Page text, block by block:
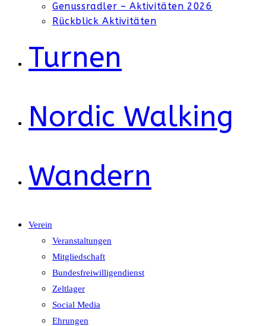
Genussradler – Aktivitäten 2026
Rückblick Aktivitäten
Turnen
Nordic Walking
Wandern
Verein
Veranstaltungen
Mitgliedschaft
Bundesfreiwilligendienst
Zeltlager
Social Media
Ehrungen